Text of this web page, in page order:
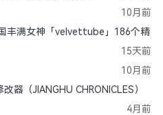
10月前
丰满女神「velvettube」186个精
15天前
10月前
器（JIANGHU CHRONICLES）
4月前